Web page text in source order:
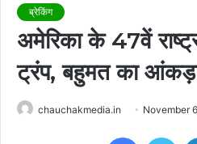
ब्रेकिंग
अमेरिका के 47वें
ट्रंप, बहुमत का आंकड़ा
chauchakmedia.in November
Facebook